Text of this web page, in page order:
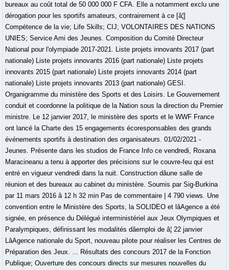
bureaux au coût total de 50 000 000 F CFA. Elle a notamment exclu une
dérogation pour les sportifs amateurs, contrairement à ce [â¦]
Compétence de la vie; Life Skills; CIJ; VOLONTAIRES DES NATIONS
UNIES; Service Ami des Jeunes. Composition du Comité Directeur
National pour l'olympiade 2017-2021. Liste projets innovants 2017 (part
nationale) Liste projets innovants 2016 (part nationale) Liste projets
innovants 2015 (part nationale) Liste projets innovants 2014 (part
nationale) Liste projets innovants 2013 (part nationale) GESI.
Organigramme du ministère des Sports et des Loisirs. Le Gouvernement
conduit et coordonne la politique de la Nation sous la direction du Premier
ministre. Le 12 janvier 2017, le ministère des sports et le WWF France
ont lancé la Charte des 15 engagements écoresponsables des grands
événements sportifs à destination des organisateurs. 01/02/2021 -
Jeunes. Présente dans les studios de France Info ce vendredi, Roxana
Maracineanu a tenu à apporter des précisions sur le couvre-feu qui est
entré en vigueur vendredi dans la nuit. Construction dâune salle de
réunion et des bureaux au cabinet du ministère. Soumis par Sig-Burkina
par 11 mars 2016 â 12 h 32 min Pas de commentaire | 4 790 views. Une
convention entre le Ministère des Sports, la SOLIDEO et lâAgence a été
signée, en présence du Délégué interministériel aux Jeux Olympiques et
Paralympiques, définissant les modalités dâemploi de â¦ 22 janvier
LâAgence nationale du Sport, nouveau pilote pour réaliser les Centres de
Préparation des Jeux. ... Résultats des concours 2017 de la Fonction
Publique; Ouverture des concours directs sur mesures nouvelles du